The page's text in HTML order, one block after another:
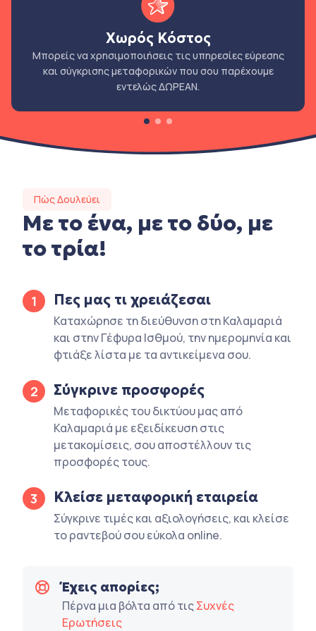
Χωρός Κόστος
Μπορείς να χρησιμοποιήσεις τις υπηρεσίες εύρεσης
και σύγκρισης μεταφορικών που σου παρέχουμε
εντελώς ΔΩΡΕΑΝ.
Πώς Δουλεύει
Με το ένα, με το δύο, με
το τρία!
1 Πες μας τι χρειάζεσαι
Καταχώρησε τη διεύθυνση στη Καλαμαριά
και στην Γέφυρα Ισθμού, την ημερομηνία και
φτιάξε λίστα με τα αντικείμενα σου.
2 Σύγκρινε προσφορές
Μεταφορικές του δικτύου μας από
Καλαμαριά με εξειδίκευση στις
μετακομίσεις, σου αποστέλλουν τις
προσφορές τους.
3 Κλείσε μεταφορική εταιρεία
Σύγκρινε τιμές και αξιολογήσεις, και κλείσε
το ραντεβού σου εύκολα online.
Έχεις απορίες;
Πέρνα μια βόλτα από τιςΣυχνές
Ερωτήσεις